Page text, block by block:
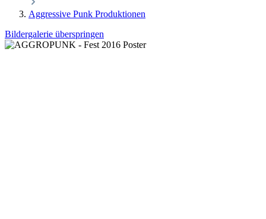
Aggressive Punk Produktionen
Bildergalerie überspringen